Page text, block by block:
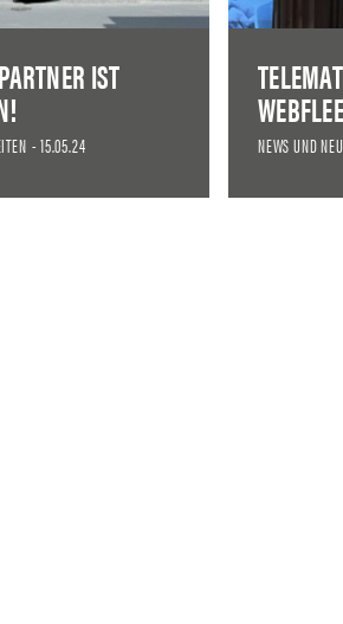
IST
-15.05.24 NEWS UND